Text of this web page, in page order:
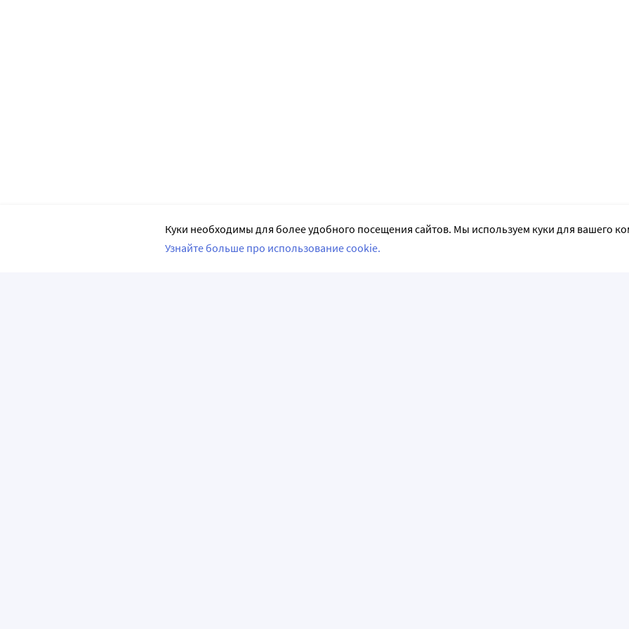
Куки необходимы для более удобного посещения сайтов. Мы используем куки для вашего
Узнайте больше про использование cookie.